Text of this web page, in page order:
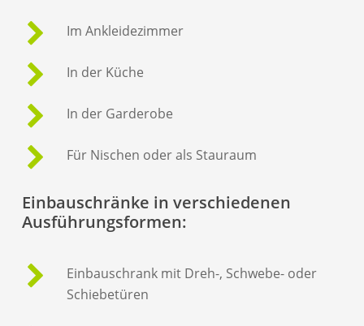
Im Ankleidezimmer
In der Küche
In der Garderobe
Für Nischen oder als Stauraum
Einbauschränke in verschiedenen
Ausführungsformen:
Einbauschrank mit Dreh-, Schwebe- oder
Schiebetüren